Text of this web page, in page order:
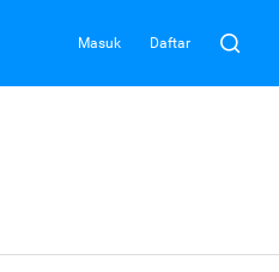
Masuk Daftar